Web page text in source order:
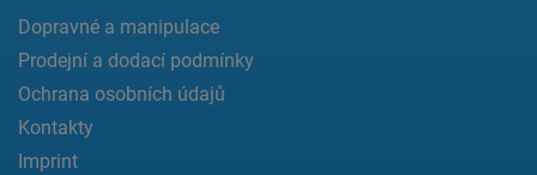
Dopravné a manipulace
Prodejní a dodací podmínky
Ochrana osobních údajů
Kontakty
Imprint